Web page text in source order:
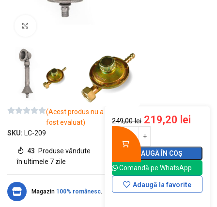
(Acest produs nu a
fost evaluat)
SKU: LC-209
43
Produse vândute
în ultimele 7 zile
Magazin 100% românesc.
249,00lei 219,20 lei
ADAUGĂ ÎN COȘ
Comandă pe WhatsApp
Adaugă la favorite